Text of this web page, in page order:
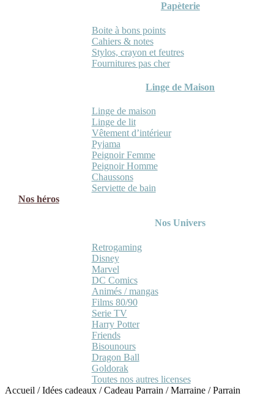
Papèterie
Boite à bons points
Cahiers & notes
Stylos, crayon et feutres
Fournitures pas cher
Linge de Maison
Linge de maison
Linge de lit
Vêtement d’intérieur
Pyjama
Peignoir Femme
Peignoir Homme
Chaussons
Serviette de bain
Nos héros
Nos Univers
Retrogaming
Disney
Marvel
DC Comics
Animés / mangas
Films 80/90
Serie TV
Harry Potter
Friends
Bisounours
Dragon Ball
Goldorak
Toutes nos autres licenses
Accueil /Idées cadeaux /Cadeau Parrain / Marraine /Parrain